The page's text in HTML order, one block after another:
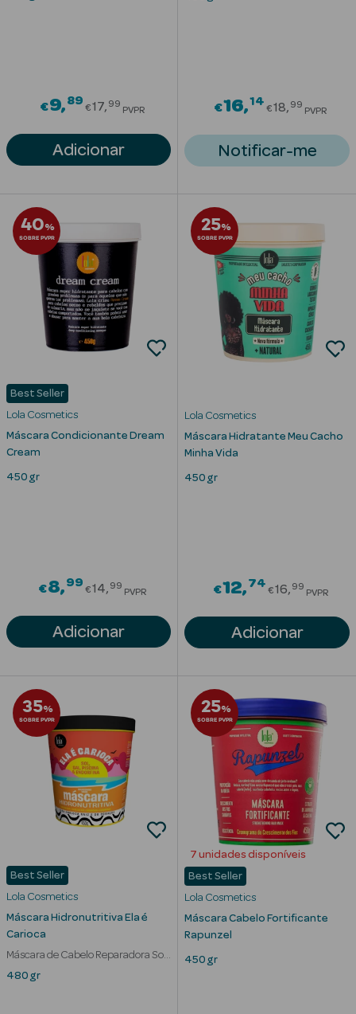
Ver Tudo
Solares
Lábios
Solares Bebé e
Criança
Rosto e
Ver Tudo
Cosmética
Hidratantes
Séruns Faciais
Creme de Olhos
€9 89Price reduced from
€17 99
PVPR
Adicionar
€16 14Price
€18 99
PVPR
Notificar-me
40%
SOBRE PVPR
Best Seller
Lola Cosmetics
Máscara Condicionante Dream
Cream
450 gr
€8 99Price reduced from
€14 99
PVPR
Adicionar
25%
SOBRE PVPR
Lola Cosmetics
Máscara Hidratante Meu Cacho
Minha Vida
450 gr
€12 74Price
€16 99
PVPR
Adicionar
35%
SOBRE PVPR
Best Seller
Lola Cosmetics
Máscara Hidronutritiva Ela é
Carioca
Máscara de Cabelo Reparadora Sol
Sal Piscina
480 gr
25%
SOBRE PVPR
7 unidades disponíveis
Best Seller
Lola Cosmetics
Máscara Cabelo Fortificante
Rapunzel
450 gr